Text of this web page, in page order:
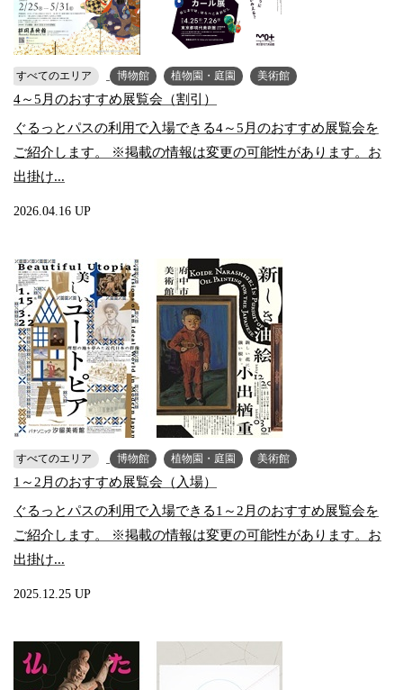
すべてのエリア 博物館 植物園・庭園 美術館
4～5月のおすすめ展覧会（割引）
ぐるっとパスの利用で入場できる4～5月のおすすめ展覧会を
ご紹介します。 ※掲載の情報は変更の可能性があります。お
出掛け...
2026.04.16 UP
すべてのエリア 博物館 植物園・庭園 美術館
1～2月のおすすめ展覧会（入場）
ぐるっとパスの利用で入場できる1～2月のおすすめ展覧会を
ご紹介します。 ※掲載の情報は変更の可能性があります。お
出掛け...
2025.12.25 UP